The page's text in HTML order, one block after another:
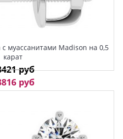
с муассанитами Madison на 0,5
карат
руб
руб